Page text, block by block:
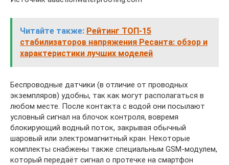
Читайте также: Рейтинг ТОП-15
стабилизаторов напряжения Ресанта: обзор и
характеристики лучших моделей
Беспроводные датчики (в отличие от проводных
экземпляров) удобны, так как могут располагаться в
любом месте. После контакта с водой они посылают
условный сигнал на блочок контроля, вовремя
блокирующий водный поток, закрывая обычный
шаровый или электромагнитный кран. Некоторые
комплекты снабжены также специальным GSM-модулем,
который передаёт сигнал о протечке на смартфон